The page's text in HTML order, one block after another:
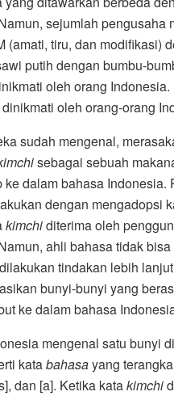
sejumlah pengusaha
(amati, tiru, dan modifikasi)
putih dengan bumbu-
oleh orang
oleh orang-orang
sudah mengenal,
sebagai sebuah
ke dalam bahasa Indonesia.
dengan mengadopsi
kimchiditerima oleh
ahli bahasa tidak
tindakan lebih
bunyi-bunyi yang
ke dalam bahasa
mengenal satu bunyi
katabahasayang
dan [a]. Ketika katakimchi